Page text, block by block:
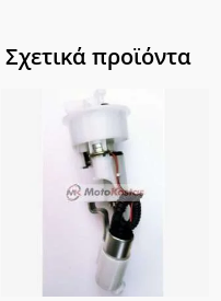
Σχετικά προϊόντα